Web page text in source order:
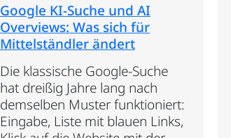
Google KI-Suche und AI
Overviews: Was sich für
Mittelständler ändert
Die klassische Google-Suche
hat dreißig Jahre lang nach
demselben Muster funktioniert:
Eingabe, Liste mit blauen Links,